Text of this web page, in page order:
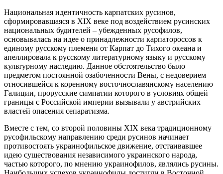
Национальная идентичность карпатских русинов,
сформировавшаяся в XIX веке под воздействием русинских
национальных будителей – убежденных русофилов,
основывалась на идее о принадлежности карпатороссов к
единому русскому племени от Карпат до Тихого океана и
апеллировала к русскому литературному языку и русскому
культурному наследию. Данное обстоятельство было
предметом постоянной озабоченности Вены, с недоверием
относившейся к коренному восточнославянскому населению
Галиции, прорусские симпатии которого в условиях общей
границы с Российской империи вызывали у австрийских
властей опасения сепаратизма.
Вместе с тем, со второй половины XIX века традиционному
русофильскому направлению среди русинов начинает
противостоять украинофильское движение, отстаивавшее
идею существования независимого украинского народа,
частью которого, по мнению украинофилов, являлись русины.